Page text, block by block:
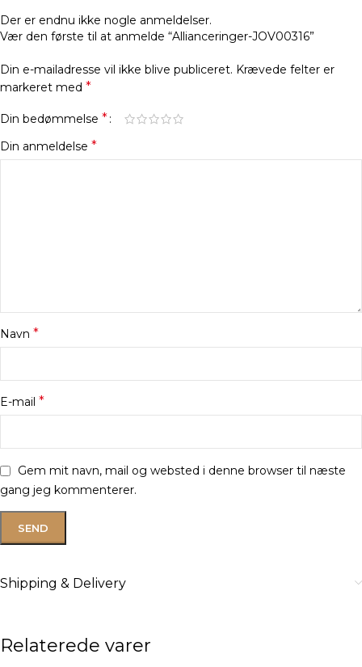
Der er endnu ikke nogle anmeldelser.
Vær den første til at anmelde “Allianceringer-JOV00316”
Din e-mailadresse vil ikke blive publiceret. Krævede felter er
markeret med *
Din bedømmelse *
Din anmeldelse *
Navn *
E-mail *
Gem mit navn, mail og websted i denne browser til næste
gang jeg kommenterer.
Shipping & Delivery
Relaterede varer